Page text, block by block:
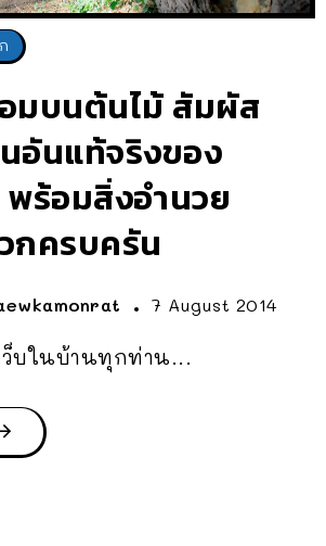
มบนต้นไม้ สัมผัส
อันแท้จริงของ
ร้อมสิ่งอำนวย
กครบครัน
7 August 2014
ว็บในบ้านทุกท่าน...